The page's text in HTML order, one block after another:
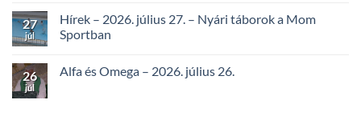
27
júl
Hírek – 2026. július 27. – Nyári táborok a Mom
Sportban
26
júl
Alfa és Omega – 2026. július 26.